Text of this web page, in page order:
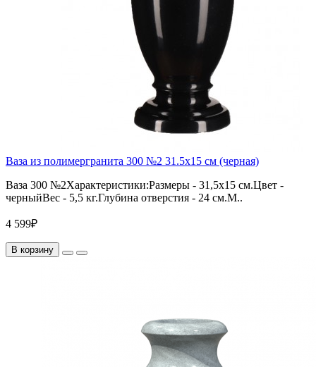
Ваза из полимергранита 300 №2 31.5х15 см (черная)
Ваза 300 №2Характеристики:Размеры - 31,5х15 см.Цвет -
черныйВес - 5,5 кг.Глубина отверстия - 24 см.М..
4 599₽
В корзину